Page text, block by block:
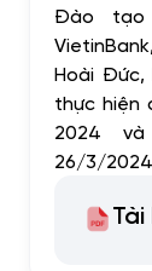
Đào tạo
Hoài Đức,
thực hiện
2024
26/3/
Tài